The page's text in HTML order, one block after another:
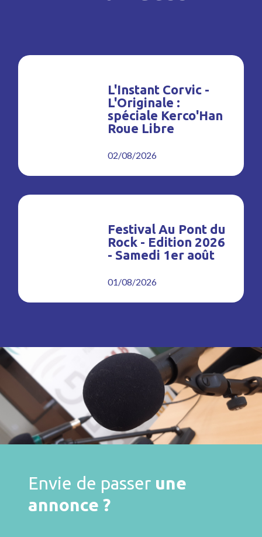
L'Instant Corvic -
L'Originale :
spéciale Kerco'Han
Roue Libre
02/08/2026
Festival Au Pont du
Rock - Edition 2026
- Samedi 1er août
01/08/2026
Envie de passer une
annonce ?